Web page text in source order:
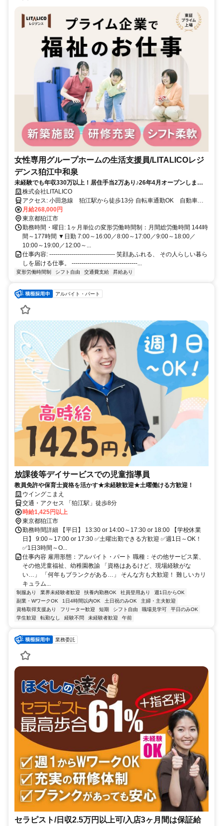
女性専用グループホームの生活支援員/LITALICOレジ
デンス狛江中和泉
未経験でも年収330万以上！居住手当2万あり♪26年4月オープンしまし
た★女性のみ利用者さんで安心／シフト柔軟
株式会社LITALICO
アクセス: 小田急線 狛江駅から徒歩13分 自転車通勤OK 自動車も
応相談！ 【小田急線】 狛江駅（最寄り・徒歩13分 / 自転車4分） 和
泉多摩川駅（自転車8分） 喜多見駅（自転車12分） 登戸駅（自転車
15分）※多摩川を渡るルート 【京王線】 国領駅（自転車10分） 柴崎
駅（自転車12分） 布田駅（自転車15分） つつじヶ丘駅（自転車15
分） ＜​こんなエリアからも通勤いただけます♪＞ 【狛江市内】 中和
泉、元和泉、東和泉（拠点至近） 西野川、和泉本町、岩戸北、岩戸
南（北側・東側エリア） 猪方、駒井町（南側エリア） 【調布市内】
国領町、菊野台、柴崎 布田、入間町、若葉町（自転車10〜15分圏
多摩区】 登戸、宿河原（多摩川を渡る橋が近いため、自転車通勤が
可能です♪）
月給268,000円
東京都狛江市
勤務時間・曜日: 1ヶ月単位の変形労働時間制：月間総労働時間 144時
間～177時間 ▼日勤 7:00～16:00／8:00～17:00／9:00～18:00／
10:00～19:00／12:00～...
仕事内容: --------------------------------- 笑顔あふれる、 その人らしい暮ら
しを届ける仕事。 ---------------------------------...
変形労働時間制 シフト自由 交通費支給 昇給あり
アルバイト・パート
放課後等デイサービスでの児童指導員
教員免許や保育士資格を活かす★未経験歓迎★土曜働ける方歓迎！
ウイングこまえ
交通・アクセス 「狛江駅」徒歩8分
時給1,425円以上
東京都狛江市
勤務時間詳細 【平日】 13:30 or 14:00～17:30 or 18:00 【学校休業
日】 9:00～17:00 or 17:30 ✅土曜出勤できる方歓迎 ✅週1日～OK！
✅1日3時間～O...
仕事内容 雇用形態：アルバイト・パート 職種：その他サービス業、
その他児童福祉、幼稚園教諭 「資格はあるけど、現場経験がな
い…」 「何年もブランクがある…」 そんな方も大歓迎！ 難しいカリ
キュラム...
制服あり 業界未経験者歓迎 扶養内勤務OK 社員登用あり
週1日からOK
副業・WワークOK
1日4時間以内OK 土日祝のみOK
主婦・主夫歓迎
資格取得支援あり
フリーター歓迎 短期 シフト自由 職場見学可
平日のみOK
学生歓迎
転勤なし 経験不問 未経験者歓迎 午前
業務委託
セラピスト/日収2.5万円以上可/入店3ヶ月間は保証給